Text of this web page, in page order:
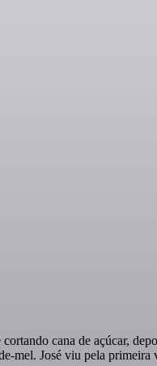
cana de açúcar,
mel. José viu pela primeira